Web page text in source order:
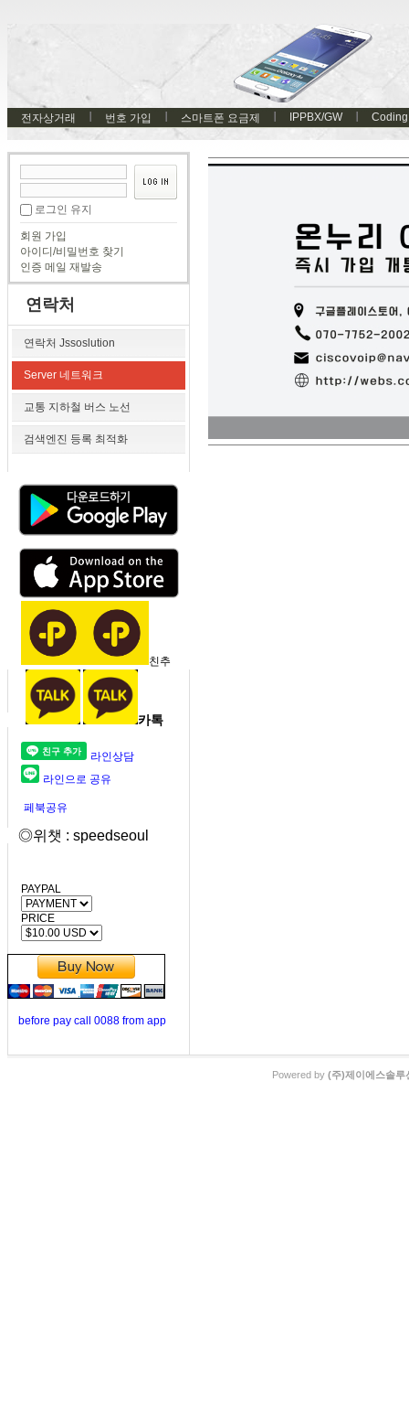
전자상거래 번호 가입 스마트폰 요금제 IPPBX/GW Coding
로그인 유지
회원 가입
아이디/비밀번호 찾기
인증 메일 재발송
연락처
연락처 Jssoslution
Server 네트워크
교통 지하철 버스 노선
검색엔진 등록 최적화
친추
카톡
라인상담
라인으로 공유
페북공유
◎위챗 : speedseoul
PAYPAL
PRICE
before pay call 0088 from app
Powered by (주)제이에스솔루